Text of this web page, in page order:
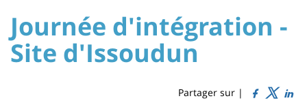
composantes
University
:
Sidebar
University
:
Main
Titre
Journée d'intégration -
Site d'Issoudun
Partager sur |